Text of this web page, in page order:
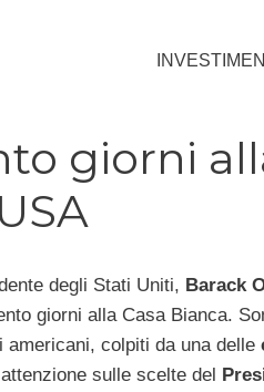
giorni
degli Stati Uniti, Barack
giorni alla Casa Bianca.
americani, colpiti da una delle
sulle scelte del